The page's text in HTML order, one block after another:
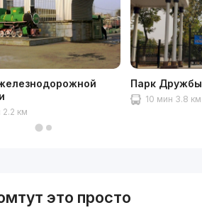
2.2 км
Парк Дружбы
10 мин 3.8 км
это просто